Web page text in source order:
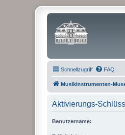
Schnellzugriff FAQ
Musikinstrumenten-
Aktivierungs-
Benutzername: